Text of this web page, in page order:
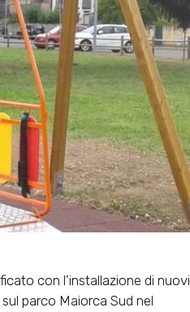
con l’installazione di nuovi
parco Maiorca Sud nel